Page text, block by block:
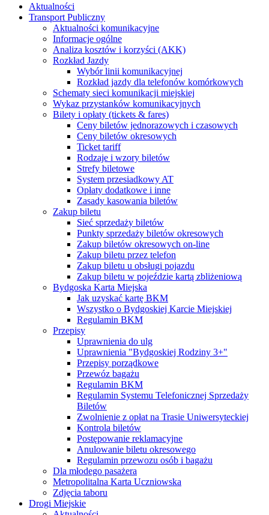
Aktualności
Transport Publiczny
Aktualności komunikacyjne
Informacje ogólne
Analiza kosztów i korzyści (AKK)
Rozkład Jazdy
Wybór linii komunikacyjnej
Rozkład jazdy dla telefonów komórkowych
Schematy sieci komunikacji miejskiej
Wykaz przystanków komunikacyjnych
Bilety i opłaty (tickets & fares)
Ceny biletów jednorazowych i czasowych
Ceny biletów okresowych
Ticket tariff
Rodzaje i wzory biletów
Strefy biletowe
System przesiadkowy AT
Opłaty dodatkowe i inne
Zasady kasowania biletów
Zakup biletu
Sieć sprzedaży biletów
Punkty sprzedaży biletów okresowych
Zakup biletów okresowych on-line
Zakup biletu przez telefon
Zakup biletu u obsługi pojazdu
Zakup biletu w pojeździe kartą zbliżeniową
Bydgoska Karta Miejska
Jak uzyskać kartę BKM
Wszystko o Bydgoskiej Karcie Miejskiej
Regulamin BKM
Przepisy
Uprawnienia do ulg
Uprawnienia "Bydgoskiej Rodziny 3+"
Przepisy porządkowe
Przewóz bagażu
Regulamin BKM
Regulamin Systemu Telefonicznej Sprzedaży
Biletów
Zwolnienie z opłat na Trasie Uniwersyteckiej
Kontrola biletów
Postępowanie reklamacyjne
Anulowanie biletu okresowego
Regulamin przewozu osób i bagażu
Dla młodego pasażera
Metropolitalna Karta Uczniowska
Zdjęcia taboru
Drogi Miejskie